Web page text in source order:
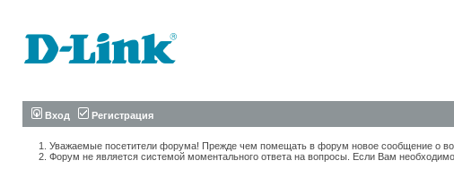
Вход Регистрация
Уважаемые посетители форума! Прежде чем помещать в форум новое сообщение о
Форум не является системой моментального ответа на вопросы. Если Вам